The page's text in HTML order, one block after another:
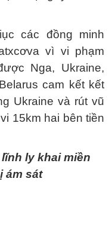
các đồng minh
vì vi phạm
Nga, Ukraine,
cam kết kết
Ukraine và rút vũ
15km hai bên tiền
ly khai miền
ám sát